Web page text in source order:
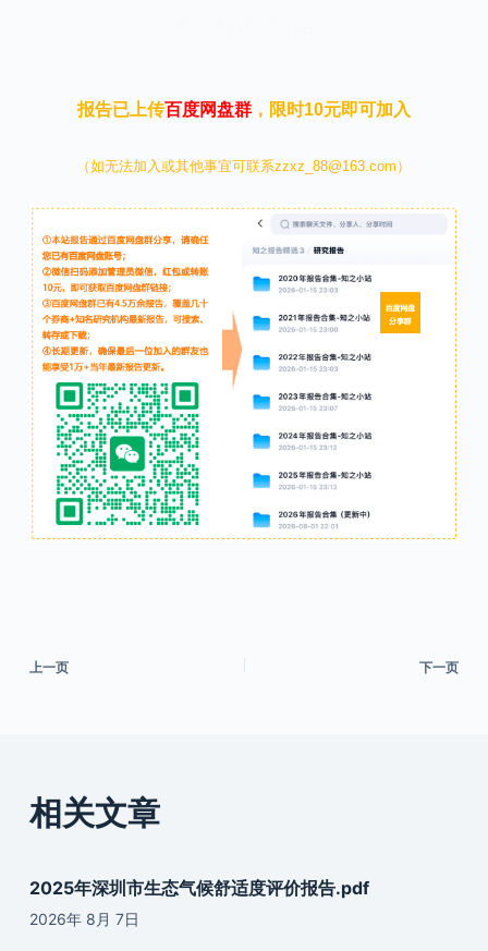
报告已上传百度网盘群，限时10元即可加入
（如无法加入或其他事宜可联系zzxz_88@163.com）
上一页 下一页
相关文章
2025年深圳市生态气候舒适度评价报告.pdf
2026年 8月 7日